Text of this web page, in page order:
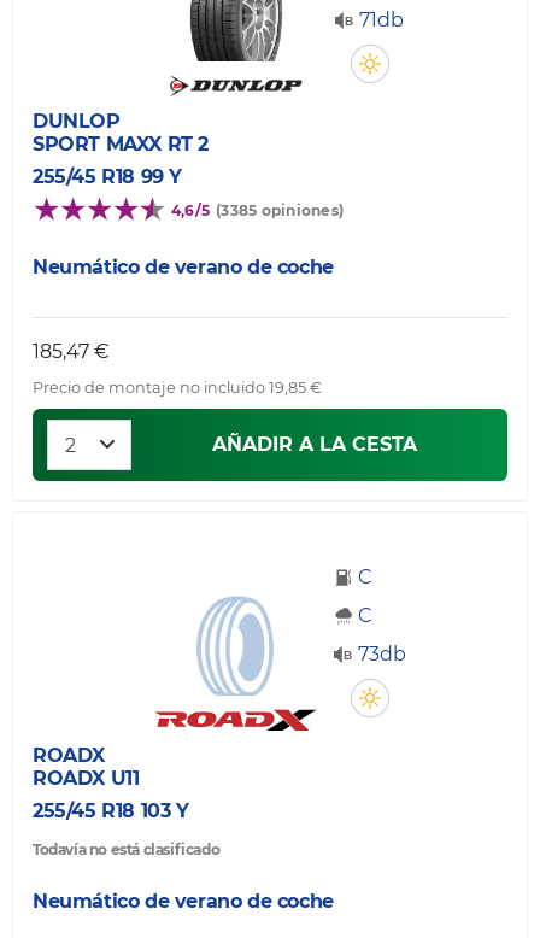
71db
DUNLOP
SPORT MAXX RT 2
255/45 R18 99 Y
4,6/5 (3385 opiniones)
Neumático de verano de coche
185,47 €
Precio de montaje no incluido 19,85 €
AÑADIR A LA CESTA
C
C
73db
ROADX
ROADX U11
255/45 R18 103 Y
Todavía no está clasificado
Neumático de verano de coche